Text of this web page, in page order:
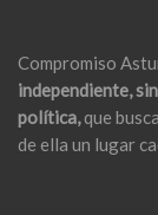
Compromiso
independiente,
política,que
de ella un lugar